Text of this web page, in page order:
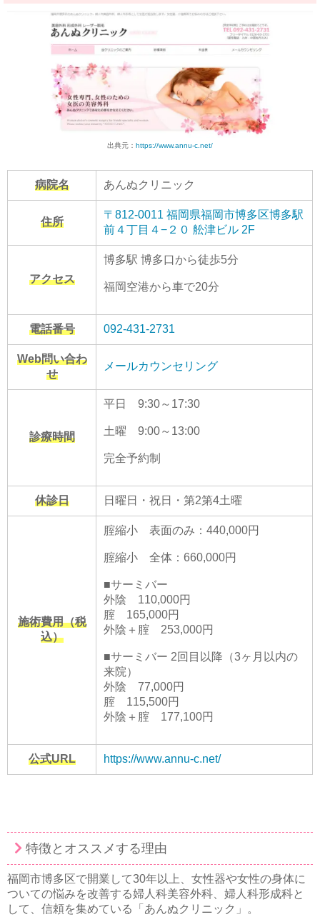
出典元： https://www.annu-c.net/
病院名 あんぬクリニック
住所
〒812-0011 福岡県福岡市博多区博多駅
前４丁目４−２０ 舩津ビル 2F
アクセス
博多駅 博多口から徒歩5分
福岡空港から車で20分
電話番号 092-431-2731
Web問い合わ
せ
メールカウンセリング
診療時間
平日 9:30～17:30
土曜 9:00～13:00
完全予約制
休診日 日曜日・祝日・第2第4土曜
施術費用（税
込）
腟縮小 表面のみ：440,000円
腟縮小 全体：660,000円
■サーミバー
外陰 110,000円
腟 165,000円
外陰＋腟 253,000円
■サーミバー 2回目以降（3ヶ月以内の
来院）
外陰 77,000円
腟 115,500円
外陰＋腟 177,100円
公式URL https://www.annu-c.net/
特徴とオススメする理由
福岡市博多区で開業して30年以上、女性器や女性の身体に
ついての悩みを改善する婦人科美容外科、婦人科形成科と
して、信頼を集めている「あんぬクリニック」。